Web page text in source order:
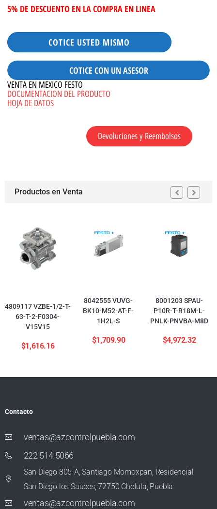
5% DE DESCUENTO EN LA COMPRA EN LINEA
COTICE USTED MISMO
COTICE CON UN ASESOR
VENTA EN MEXICO FESTO
DOCUMENTACION DEL PRODUCTO
HOJA DE DATOS
Devoluciones y Reembolsos
Productos en Venta
4809117 VZBE-1/2-T-
63-T-2-F0304-
V15V15
$1,616.16
8042555 VUVG-
BK10-M52-AT-F-
1H2L-S
$1,709.90
8001203 SPAU-
P10R-T-R18M-L-
PNLK-PNVBA-M8D
$4,972.32
Contacto
ventas@azcontrolpuebla.com
222 514 5066
San Diego 805-A, Santiago Momoxpan, Residencial
San Diego los Sauces, 72750 Cholula, Puebla
ventas@azcontrolpuebla.com